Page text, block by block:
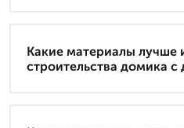
Какие материалы лучше
строительства домика с